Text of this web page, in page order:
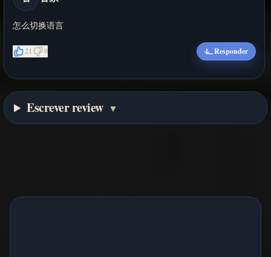
怎么切换语言
21 0 Responder
Escrever review ▼